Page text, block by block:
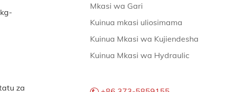
za
Mkasi wa Gari
Kuinua mkasi uliosimama
Kuinua Mkasi wa Kujiendesha
Kuinua Mkasi wa Hydraulic